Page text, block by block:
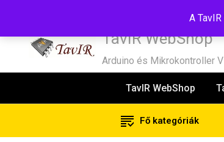
A
TavIR WebShop
Arduino és Mikrokontroller
TavIR WebShop
Fő kategóriák